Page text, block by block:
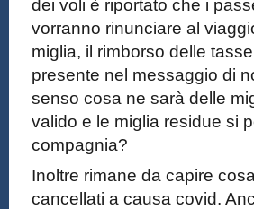
dei voli è riportato che i
vorranno rinunciare al
miglia, il rimborso delle
presente nel messaggio di
senso cosa ne sarà delle
valido e le miglia residue si
compagnia?
Inoltre rimane da capire
cancellati a causa covid.